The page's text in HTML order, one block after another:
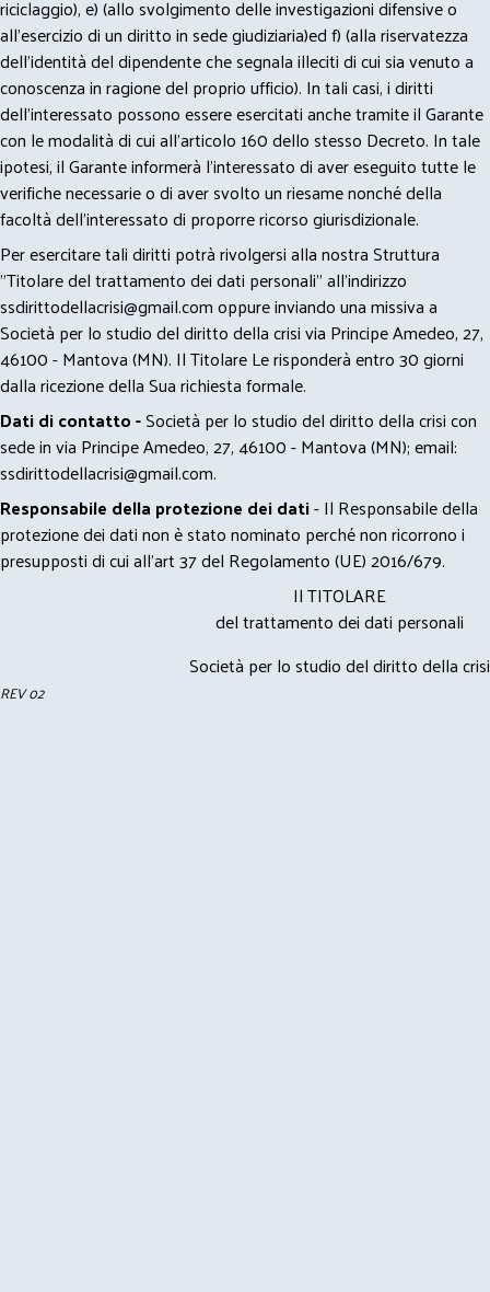
riciclaggio), e) (allo svolgimento delle investigazioni difensive o
all’esercizio di un diritto in sede giudiziaria)ed f) (alla riservatezza
dell’identità del dipendente che segnala illeciti di cui sia venuto a
conoscenza in ragione del proprio ufficio). In tali casi, i diritti
dell’interessato possono essere esercitati anche tramite il Garante
con le modalità di cui all’articolo 160 dello stesso Decreto. In tale
ipotesi, il Garante informerà l’interessato di aver eseguito tutte le
verifiche necessarie o di aver svolto un riesame nonché della
facoltà dell’interessato di proporre ricorso giurisdizionale.
Per esercitare tali diritti potrà rivolgersi alla nostra Struttura
"Titolare del trattamento dei dati personali" all'indirizzo
ssdirittodellacrisi@gmail.comoppure inviando una missiva a
Società per lo studio del diritto della crisi via Principe Amedeo, 27,
46100 - Mantova (MN). Il Titolare Le risponderà entro 30 giorni
dalla ricezione della Sua richiesta formale.
Dati di contatto -Società per lo studio del diritto della crisi con
sede in via Principe Amedeo, 27, 46100 - Mantova (MN); email:
ssdirittodellacrisi@gmail.com.
Responsabile della protezione dei dati- Il Responsabile della
protezione dei dati non è stato nominato perché non ricorrono i
presupposti di cui all’art 37 del Regolamento (UE) 2016/679.
Il TITOLARE
del trattamento dei dati personali
Società per lo studio del diritto della crisi
REV 02